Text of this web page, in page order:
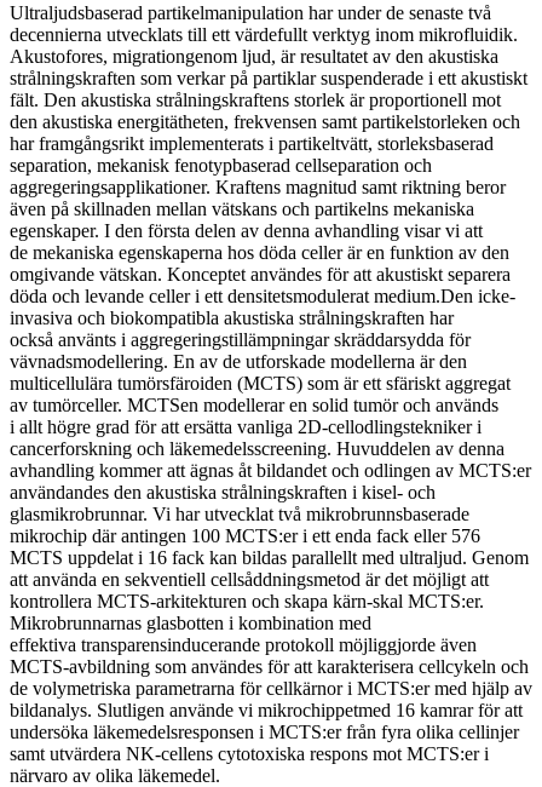
Ultraljudsbaserad partikelmanipulation har under de senaste två
decennierna utvecklats till ett värdefullt verktyg inom mikrofluidik.
Akustofores, migrationgenom ljud, är resultatet av den akustiska
strålningskraften som verkar på partiklar suspenderade i ett akustiskt
fält. Den akustiska strålningskraftens storlek är proportionell mot
den akustiska energitätheten, frekvensen samt partikelstorleken och
har framgångsrikt implementerats i partikeltvätt, storleksbaserad
separation, mekanisk fenotypbaserad cellseparation och
aggregeringsapplikationer. Kraftens magnitud samt riktning beror
även på skillnaden mellan vätskans och partikelns mekaniska
egenskaper. I den första delen av denna avhandling visar vi att
de mekaniska egenskaperna hos döda celler är en funktion av den
omgivande vätskan. Konceptet användes för att akustiskt separera
döda och levande celler i ett densitetsmodulerat medium.Den icke-
invasiva och biokompatibla akustiska strålningskraften har
också använts i aggregeringstillämpningar skräddarsydda för
vävnadsmodellering. En av de utforskade modellerna är den
multicellulära tumörsfäroiden (MCTS) som är ett sfäriskt aggregat
av tumörceller. MCTSen modellerar en solid tumör och används
i allt högre grad för att ersätta vanliga 2D-cellodlingstekniker i
cancerforskning och läkemedelsscreening. Huvuddelen av denna
avhandling kommer att ägnas åt bildandet och odlingen av MCTS:er
användandes den akustiska strålningskraften i kisel- och
glasmikrobrunnar. Vi har utvecklat två mikrobrunnsbaserade
mikrochip där antingen 100 MCTS:er i ett enda fack eller 576
MCTS uppdelat i 16 fack kan bildas parallellt med ultraljud. Genom
att använda en sekventiell cellsåddningsmetod är det möjligt att
kontrollera MCTS-arkitekturen och skapa kärn-skal MCTS:er.
Mikrobrunnarnas glasbotten i kombination med
effektiva transparensinducerande protokoll möjliggjorde även
MCTS-avbildning som användes för att karakterisera cellcykeln och
de volymetriska parametrarna för cellkärnor i MCTS:er med hjälp av
bildanalys. Slutligen använde vi mikrochippetmed 16 kamrar för att
undersöka läkemedelsresponsen i MCTS:er från fyra olika cellinjer
samt utvärdera NK-cellens cytotoxiska respons mot MCTS:er i
närvaro av olika läkemedel.